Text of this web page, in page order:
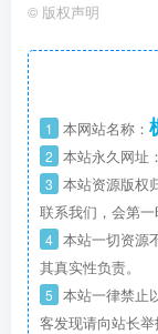
© 版权声明
1 本网站名称：
2 本站永久网址：
3 本站资源版权
联系我们，会第一
4 本站一切资源
其真实性负责。
5 本站一律禁止
客发现请向站长举